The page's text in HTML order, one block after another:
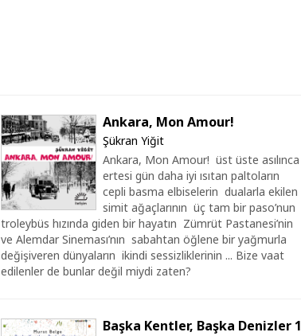
Ankara, Mon Amour!
Şükran Yiğit
Ankara, Mon Amour! üst üste asılınca
ertesi gün daha iyi ısıtan paltoların
cepli basma elbiselerin dualarla ekilen
simit ağaçlarının üç tam bir paso’nun
troleybüs hızında giden bir hayatın Zümrüt Pastanesi’nin
ve Alemdar Sineması’nın sabahtan öğlene bir yağmurla
değişiveren dünyaların ikindi sessizliklerinin ... Bize vaat
edilenler de bunlar değil miydi zaten?
Başka Kentler, Başka Denizler 1